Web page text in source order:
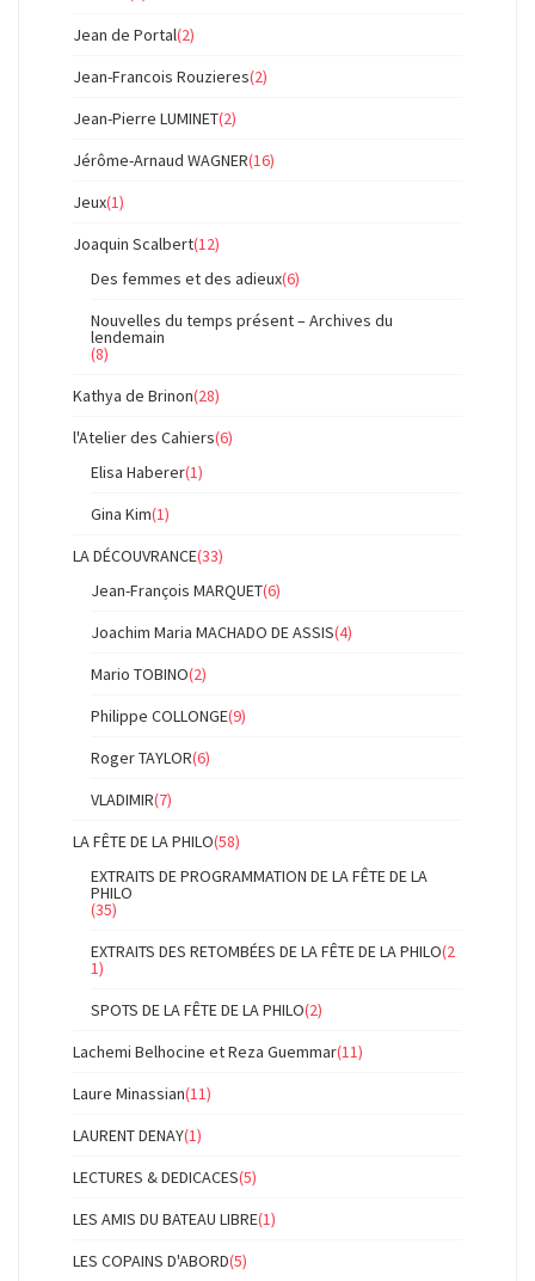
Jean de Portal(2)
Jean-Francois Rouzieres(2)
Jean-Pierre LUMINET(2)
Jérôme-Arnaud WAGNER(16)
Jeux(1)
Joaquin Scalbert(12)
Des femmes et des adieux(6)
Nouvelles du temps présent – Archives du
lendemain
(8)
Kathya de Brinon(28)
l'Atelier des Cahiers(6)
Elisa Haberer(1)
Gina Kim(1)
LA DÉCOUVRANCE(33)
Jean-François MARQUET(6)
Joachim Maria MACHADO DE ASSIS(4)
Mario TOBINO(2)
Philippe COLLONGE(9)
Roger TAYLOR(6)
VLADIMIR(7)
LA FÊTE DE LA PHILO(58)
EXTRAITS DE PROGRAMMATION DE LA FÊTE DE LA
PHILO
(35)
EXTRAITS DES RETOMBÉES DE LA FÊTE DE LA PHILO(2
1)
SPOTS DE LA FÊTE DE LA PHILO(2)
Lachemi Belhocine et Reza Guemmar(11)
Laure Minassian(11)
LAURENT DENAY(1)
LECTURES & DEDICACES(5)
LES AMIS DU BATEAU LIBRE(1)
LES COPAINS D'ABORD(5)